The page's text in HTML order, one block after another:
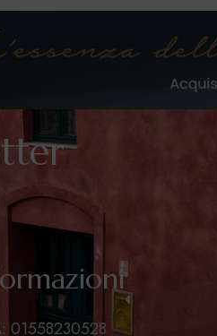
01558230528